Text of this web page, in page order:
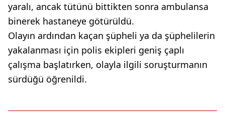
yaralı, ancak tütünü bittikten sonra ambulansa
binerek hastaneye götürüldü.
Olayın ardından kaçan şüpheli ya da şüphelilerin
yakalanması için polis ekipleri geniş çaplı
çalışma başlatırken, olayla ilgili soruşturmanın
sürdüğü öğrenildi.